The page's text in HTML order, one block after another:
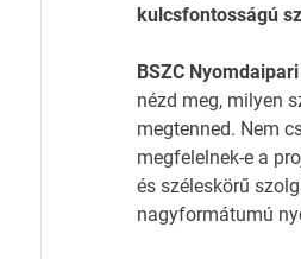
kulcsfontosságú
BSZC
nézd meg, milyen
megtenned. Nem
megfelelnek-e a
és széleskörű
nagyformátumú